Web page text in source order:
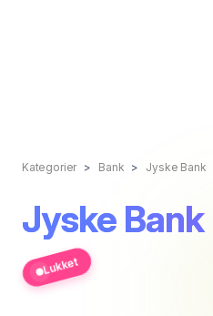
Kategorier Bank Jyske Bank
Jyske
Lukket